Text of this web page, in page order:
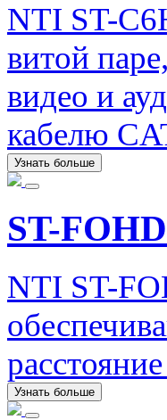
NTI ST-
витой
видео и
кабелю
Узнать больше
ST-
NTI ST-
Узнать больше